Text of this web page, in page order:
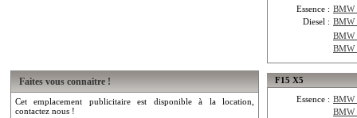
Faites vous connaitre !
Cet emplacement publicitaire est disponible à la location,
contactez nous !
Essence : BMW
Diesel : BMW
BMW
BMW
F15 X5
Essence : BMW
BMW